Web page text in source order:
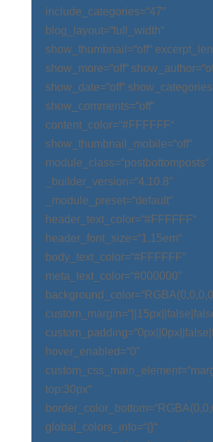
include_categories=“47″
blog_layout=“full_width“
show_thumbnail=“off“
show_more=“off“
show_date=“off“
show_comments=“off“
content_color=“#FFFFFF“
show_thumbnail_mobile=“off“
module_class=“postbottomposts“
_builder_version=“4.10.8″
_module_preset=“default“
header_text_color=“#FFFFFF“
header_font_size=“1.15em“
body_text_color=“#FFFFFF“
meta_text_color=“#000000″
hover_enabled=“0″
top:30px“
global_colors_info=“{}“